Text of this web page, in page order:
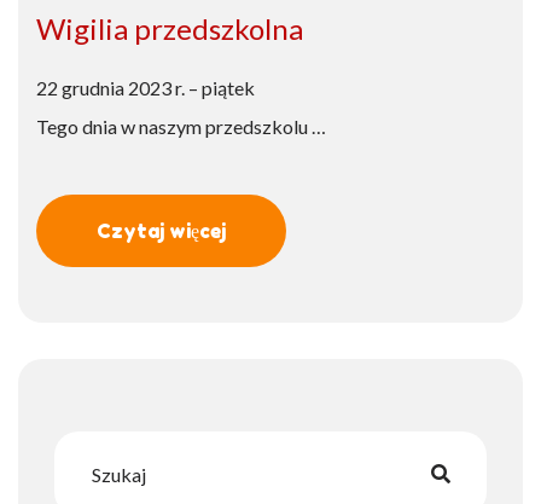
Wigilia przedszkolna
22 grudnia 2023 r. – piątek
Tego dnia w naszym przedszkolu …
Czytaj więcej